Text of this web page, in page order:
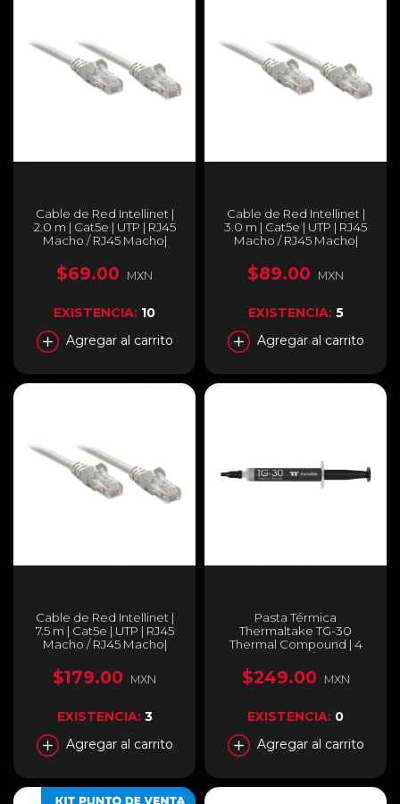
Cable de Red Intellinet |
2.0 m | Cat5e | UTP | RJ45
Macho / RJ45 Macho|
$69.00 MXN
EXISTENCIA: 10
Agregar al carrito
Cable de Red Intellinet |
3.0 m | Cat5e | UTP | RJ45
Macho / RJ45 Macho|
$89.00 MXN
EXISTENCIA: 5
Agregar al carrito
Cable de Red Intellinet |
7.5 m | Cat5e | UTP | RJ45
Macho / RJ45 Macho|
$179.00 MXN
EXISTENCIA: 3
Agregar al carrito
Pasta Térmica
Thermaltake TG-30
Thermal Compound | 4
gramos | 4.5 W/m-k | CL-
O023-GROSGM-A
$249.00 MXN
EXISTENCIA: 0
Agregar al carrito